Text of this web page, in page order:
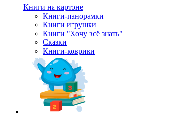
Книги на картоне
Книги-панорамки
Книги игрушки
Книги "Хочу всё знать"
Сказки
Книги-коврики